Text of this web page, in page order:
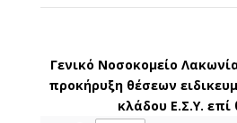
Γενικό Νοσοκομείο
προκήρυξη θέσεων
κλάδου Ε.Σ.Υ. επί